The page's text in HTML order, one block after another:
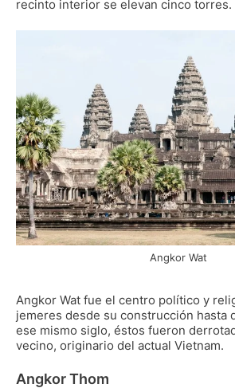
recinto interior se elevan cinco torres.
Angkor Wat
Angkor Wat fue el centro político y
jemeres desde su construcción hasta
ese mismo siglo, éstos fueron
vecino, originario del actual Vietnam.
Angkor Thom